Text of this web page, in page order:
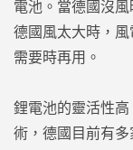
電池。當德國沒
德國風太大時，
需要時再用。
鋰電池的靈活性
術，德國目前有